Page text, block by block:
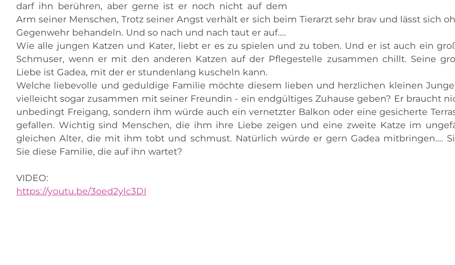
darf ihn berühren, aber gerne ist er noch nicht auf dem
Arm seiner Menschen, Trotz seiner Angst verhält er sich beim Tierarzt sehr brav und lässt sich
Gegenwehr behandeln. Und so nach und nach taut er auf....
Wie alle jungen Katzen und Kater, liebt er es zu spielen und zu toben. Und er ist auch ein
Schmuser, wenn er mit den anderen Katzen auf der Pflegestelle zusammen chillt. Seine
Liebe ist Gadea, mit der er stundenlang kuscheln kann.
Welche liebevolle und geduldige Familie möchte diesem lieben und herzlichen kleinen
vielleicht sogar zusammen mit seiner Freundin - ein endgültiges Zuhause geben? Er braucht
unbedingt Freigang, sondern ihm würde auch ein vernetzter Balkon oder eine gesicherte
gefallen. Wichtig sind Menschen, die ihm ihre Liebe zeigen und eine zweite Katze im
gleichen Alter, die mit ihm tobt und schmust. Natürlich würde er gern Gadea mitbringen....
Sie diese Familie, die auf ihn wartet?
VIDEO:
https://youtu.be/3oed2ylc3DI